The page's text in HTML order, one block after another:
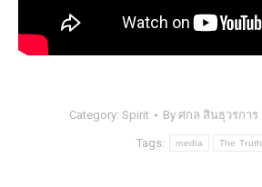
Category: Spirit By ศกล สินธุวรการ
Tags: media The Truth